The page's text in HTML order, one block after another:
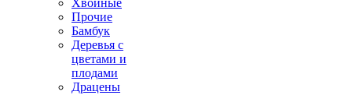
Хвойные
Прочие
Бамбук
Деревья с
цветами и
плодами
Драцены